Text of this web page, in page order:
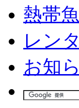
熱帯
レン
お知